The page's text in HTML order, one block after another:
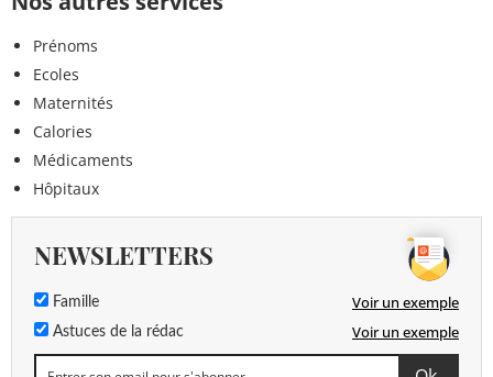
Prénoms
Ecoles
Maternités
Calories
Médicaments
Hôpitaux
NEWSLETTERS
Famille Voir un exemple
Astuces de la rédac Voir un exemple